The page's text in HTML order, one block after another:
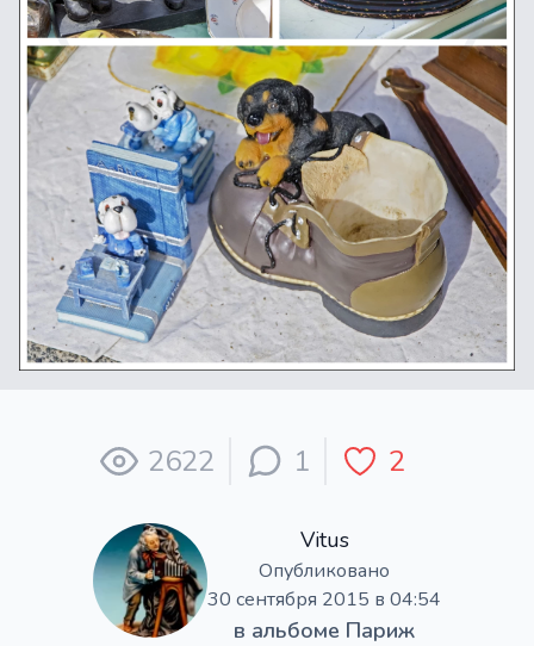
2622 1 2
Vitus
Опубликовано
30 сентября 2015 в 04:54
в альбоме Париж